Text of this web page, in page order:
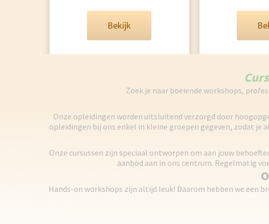
Bekijk
Zoek je naar boeiende workshops,
Onze opleidingen worden uitsluitend verzorgd door
opleidingen bij ons enkel in kleine groepen gegeven, zodat je
Onze cursussen zijn speciaal ontworpen om aan jouw
aanbod aan in ons centrum. Regelmatig
Hands-on workshops zijn altijd leuk! Daarom hebben we een